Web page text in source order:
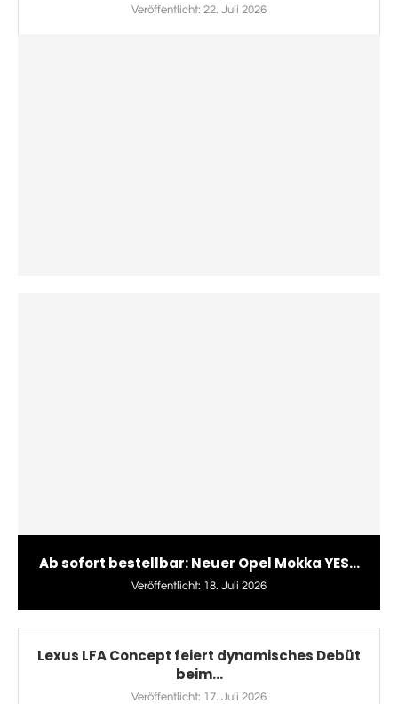
Veröffentlicht: 22. Juli 2026
Ab sofort bestellbar: Neuer Opel Mokka YES...
Veröffentlicht: 18. Juli 2026
Lexus LFA Concept feiert dynamisches Debüt
beim...
Veröffentlicht: 17. Juli 2026